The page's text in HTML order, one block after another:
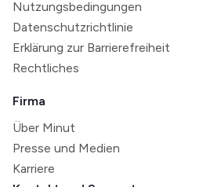
Nutzungsbedingungen
Datenschutzrichtlinie
Erklärung zur Barrierefreiheit
Rechtliches
Firma
Über Minut
Presse und Medien
Karriere